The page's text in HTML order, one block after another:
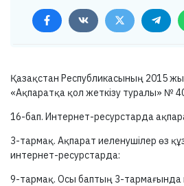
Қазақстан Республикасының 2015
«Ақпаратқа қол жеткізу туралы» №
16-бап. Интернет-ресурстарда
3-тармақ. Ақпарат иеленушілер өз
интернет-ресурстарда:
9-тармақ. Осы баптың 3-тармағында